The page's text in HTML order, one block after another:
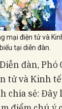
mại điện tử và
tại diễn đàn.
đàn, Phó
tử và Kinh tế
chia sẻ: Đây